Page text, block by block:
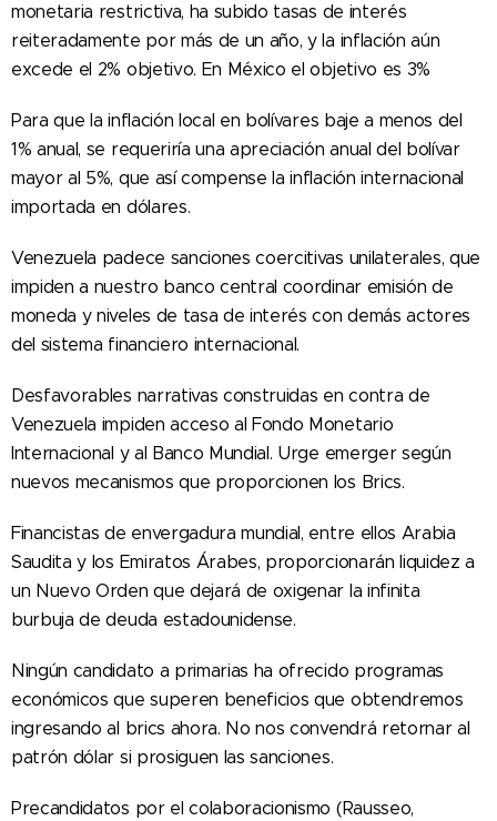
monetaria restrictiva, ha subido tasas de interés
reiteradamente por más de un año, y la inflación aún
excede el 2% objetivo. En México el objetivo es 3%
Para que la inflación local en bolívares baje a menos del
1% anual, se requeriría una apreciación anual del bolívar
mayor al 5%, que así compense la inflación internacional
importada en dólares.
Venezuela padece sanciones coercitivas unilaterales, que
impiden a nuestro banco central coordinar emisión de
moneda y niveles de tasa de interés con demás actores
del sistema financiero internacional.
Desfavorables narrativas construidas en contra de
Venezuela impiden acceso al Fondo Monetario
Internacional y al Banco Mundial. Urge emerger según
nuevos mecanismos que proporcionen los Brics.
Financistas de envergadura mundial, entre ellos Arabia
Saudita y los Emiratos Árabes, proporcionarán liquidez a
un Nuevo Orden que dejará de oxigenar la infinita
burbuja de deuda estadounidense.
Ningún candidato a primarias ha ofrecido programas
económicos que superen beneficios que obtendremos
ingresando al brics ahora. No nos convendrá retornar al
patrón dólar si prosiguen las sanciones.
Precandidatos por el colaboracionismo (Rausseo,